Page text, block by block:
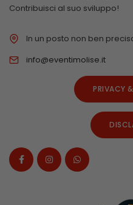
Contribuisci al suo sviluppo!
In un posto non ben
info@eventimolise.it
PRIVACY